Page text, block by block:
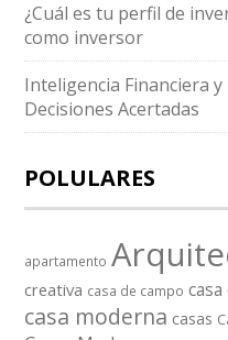
¿Cuál es tu perfil de
como inversor
Inteligencia Financiera
Decisiones Acertadas
POLULARES
apartamento
creativa casa de campo
casa moderna casas